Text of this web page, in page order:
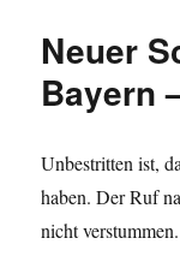
Neuer
Bayern
Unbestritten ist,
haben. Der Ruf
nicht